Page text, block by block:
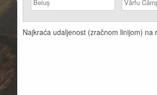
Najkraća udaljenost (zračnom linijom) na